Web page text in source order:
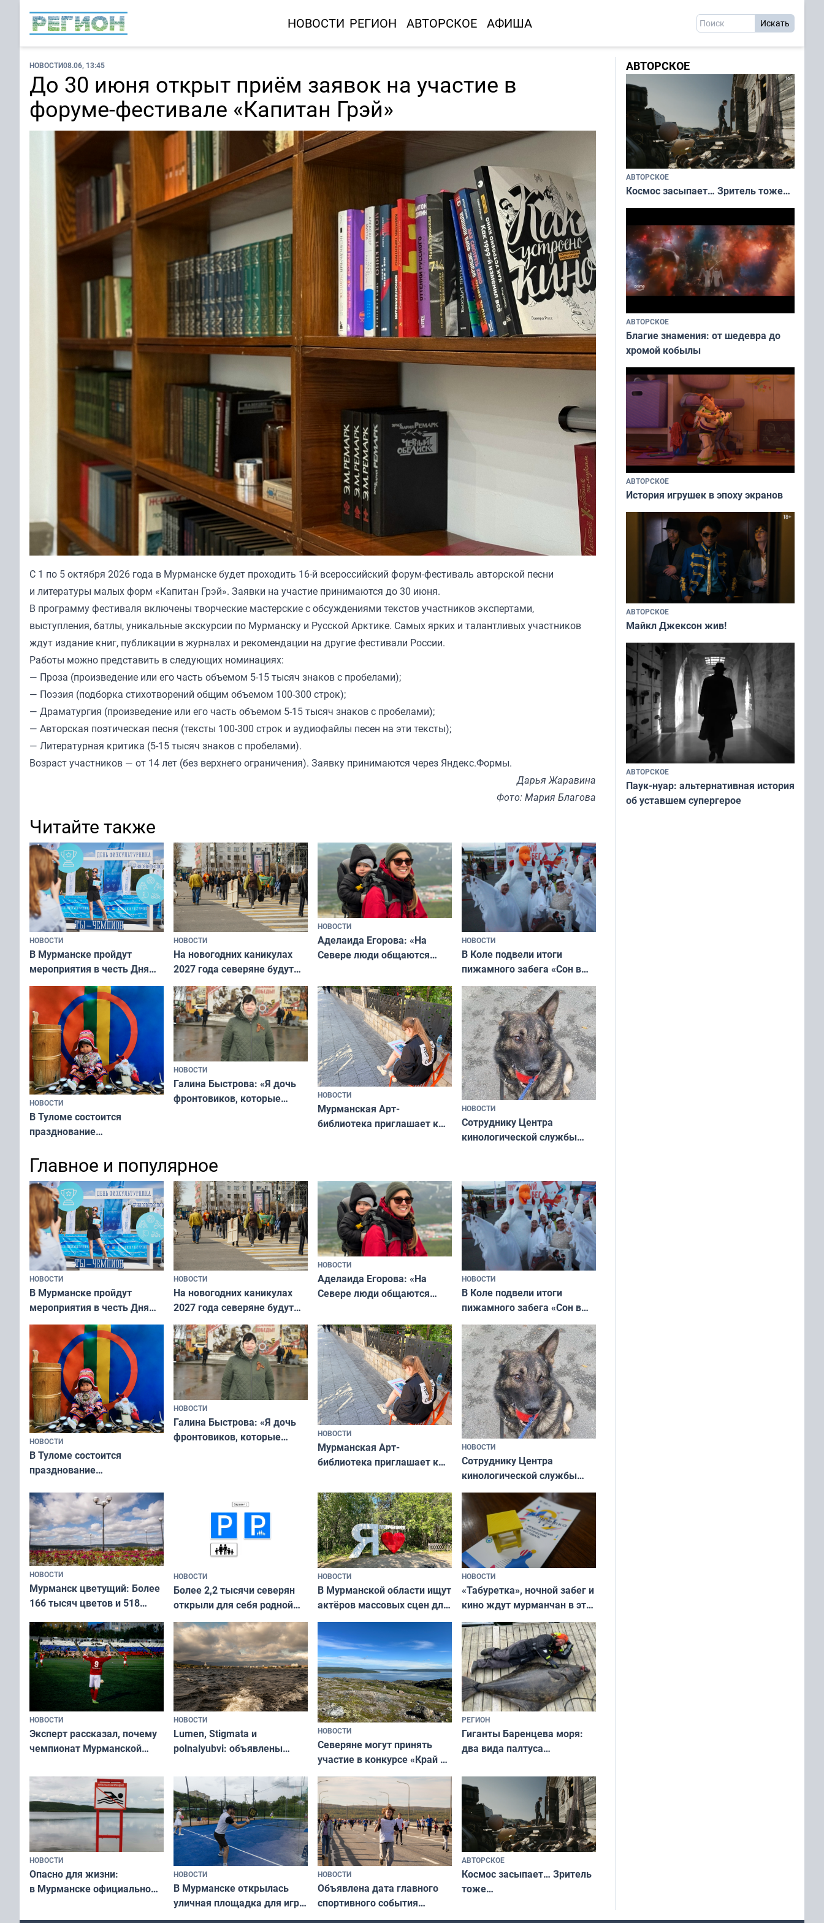
НОВОСТИ РЕГИОН АВТОРСКОЕ АФИША
НОВОСТИ08.06, 13:45
До 30 июня открыт приём заявок на участие в
форуме-фестивале «Капитан Грэй»
С 1 по 5 октября 2026 года в Мурманске будет проходить 16-й всероссийский форум-фестиваль авторской песни
и литературы малых форм «Капитан Грэй». Заявки на участие принимаются до 30 июня.
В программу фестиваля включены творческие мастерские с обсуждениями текстов участников экспертами,
выступления, батлы, уникальные экскурсии по Мурманску и Русской Арктике. Самых ярких и талантливых участников
ждут издание книг, публикации в журналах и рекомендации на другие фестивали России.
Работы можно представить в следующих номинациях:
— Проза (произведение или его часть объемом 5-15 тысяч знаков с пробелами);
— Поэзия (подборка стихотворений общим объемом 100-300 строк);
— Драматургия (произведение или его часть объемом 5-15 тысяч знаков с пробелами);
— Авторская поэтическая песня (тексты 100-300 строк и аудиофайлы песен на эти тексты);
— Литературная критика (5-15 тысяч знаков с пробелами).
Возраст участников — от 14 лет (без верхнего ограничения). Заявку принимаются через Яндекс.Формы.
Дарья Жаравина
Фото: Мария Благова
Читайте также
НОВОСТИ
В Мурманске пройдут
мероприятия в честь Дня
физкультурника
НОВОСТИ
На новогодних каникулах
2027 года северяне будут
отдыхать 11 дней
НОВОСТИ
Аделаида Егорова: «На
Севере люди общаются
а потому что
ты им интересен»
НОВОСТИ
В Коле подвели итоги
пижамного забега «Сон в
Олимпийскую ночь»
НОВОСТИ
В Туломе состоится
празднование
коренных народов мира
НОВОСТИ
Галина Быстрова: «Я дочь
фронтовиков, которые
НОВОСТИ
Мурманская Арт-
библиотека приглашает к
НОВОСТИ
Сотруднику Центра
кинологической службы
Главное и популярное
НОВОСТИ
В Мурманске пройдут
мероприятия в честь Дня
физкультурника
НОВОСТИ
На новогодних каникулах
2027 года северяне будут
отдыхать 11 дней
НОВОСТИ
Аделаида Егорова: «На
Севере люди общаются
а потому что
ты им интересен»
НОВОСТИ
В Коле подвели итоги
пижамного забега «Сон в
Олимпийскую ночь»
НОВОСТИ
В Туломе состоится
празднование
коренных народов мира
НОВОСТИ
Галина Быстрова: «Я дочь
фронтовиков, которые
НОВОСТИ
Мурманская Арт-
библиотека приглашает к
и фотографов
НОВОСТИ
Сотруднику Центра
кинологической службы
ищут новый дом
НОВОСТИ
Мурманск цветущий: Более
166 тысяч цветов и 518
НОВОСТИ
Более 2,2 тысячи северян
открыли для себя родной
край в рамках проекта
«Туризм для своих»
НОВОСТИ
В Мурманской области ищут
актёров массовых сцен для
съёмок в
короткометражном фильме
НОВОСТИ
«Табуретка», ночной забег и
кино ждут мурманчан в эти
выходные
НОВОСТИ
Эксперт рассказал, почему
чемпионат Мурманской
незамеченным
НОВОСТИ
Lumen, Stigmata и
polnalyubvi: объявлены
«Имандра» в 2026 года
НОВОСТИ
Северяне могут принять
участие в конкурсе «Край у
северной границы: фотогид
по Печенгскому округу»
РЕГИОН
Гиганты Баренцева моря:
два вида палтуса
НОВОСТИ
Опасно для жизни:
в Мурманске официально
в городских водоёмах
НОВОСТИ
В Мурманске открылась
уличная площадка для игры
в падел
НОВОСТИ
Объявлена дата главного
спортивного события
Заполярья: как зарождался
АВТОРСКОЕ
Космос засыпает… Зритель
тоже…
АВТОРСКОЕ
АВТОРСКОЕ
Космос засыпает… Зритель тоже…
АВТОРСКОЕ
Благие знамения: от шедевра до
хромой кобылы
АВТОРСКОЕ
История игрушек в эпоху экранов
АВТОРСКОЕ
Майкл Джексон жив!
АВТОРСКОЕ
Паук-нуар: альтернативная история
об уставшем супергерое